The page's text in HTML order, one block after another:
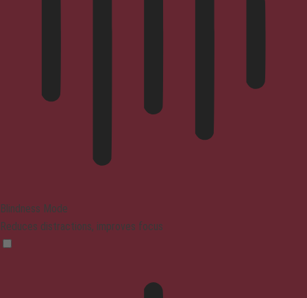
Blindness Mode
Reduces distractions, improves focus